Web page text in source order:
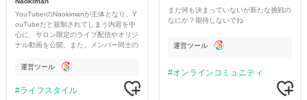
YouTuberのNaokimanが主体となり、Y
ouTubeだと規制されてしまう内容を中
心に、サロン限定のライブ配信やオリジ
ナル動画を公開。また、メンバー同士の
ただいています。
運営ツール
ライフスタイル
まだ何も決まっていないが新たな挑戦の
なにか？期待しないでね
運営ツール
オンラインコミュニティ